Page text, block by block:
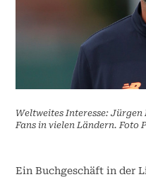
Weltweites Interesse:
Fans in vielen Ländern. Foto
Ein Buchgeschäft in der